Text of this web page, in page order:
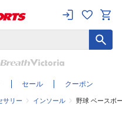
セール クーポン
サリー インソール 野球 ベースボ